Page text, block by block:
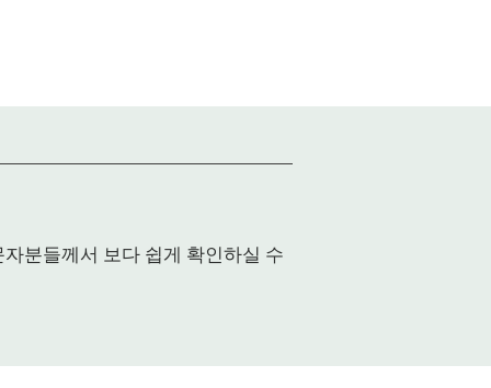
분들께서 보다 쉽게 확인하실 수